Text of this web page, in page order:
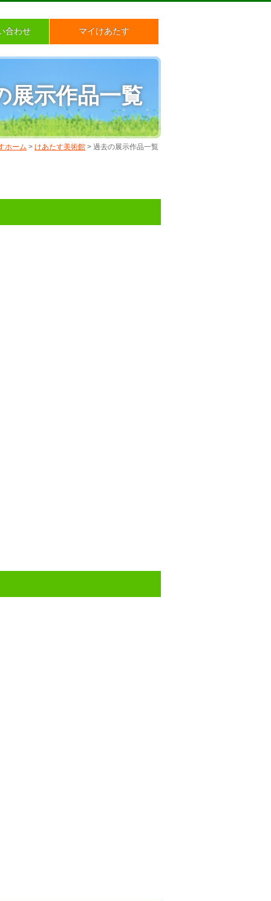
合わせ マイけあたす
展示作品一覧
ホーム > けあたす美術館 > 過去の展示作品一覧